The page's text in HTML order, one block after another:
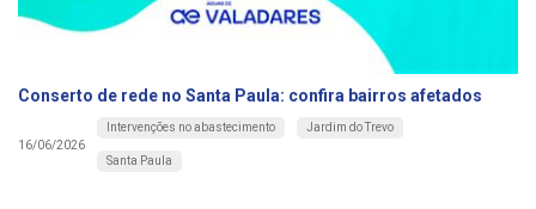
Conserto de rede no Santa Paula: confira bairros afetados
16/06/2026
Intervenções no abastecimento Jardim do Trevo
Santa Paula